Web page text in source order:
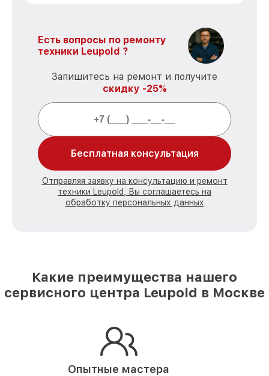
Есть вопросы по ремонту
техники Leupold ?
Запишитесь на ремонт и получите
скидку -25%
Бесплатная консультация
Отправляя заявку на консультацию и ремонт
техники Leupold, Вы соглашаетесь на
обработку персональных данных
Какие преимущества нашего
сервисного центра Leupold в Москве
Опытные мастера